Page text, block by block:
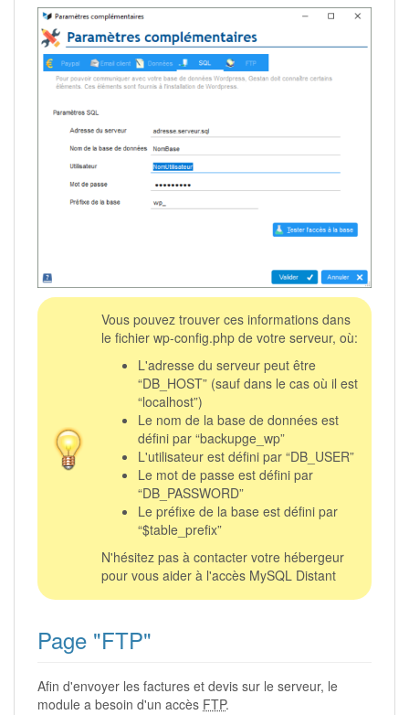
Vous pouvez trouver ces informations dans
le fichier wp-config.php de votre serveur, où:
L'adresse du serveur peut être
“DB_HOST” (sauf dans le cas où il est
“localhost”)
Le nom de la base de données est
défini par “backupge_wp”
L'utilisateur est défini par “DB_USER”
Le mot de passe est défini par
“DB_PASSWORD”
Le préfixe de la base est défini par
“$table_prefix”
N'hésitez pas à contacter votre hébergeur
pour vous aider à l'accès MySQL Distant
Page "FTP"
Afin d'envoyer les factures et devis sur le serveur, le
module a besoin d'un accès FTP.